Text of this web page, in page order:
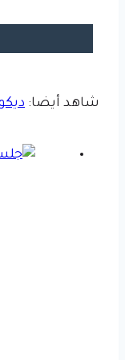
شاهد أيضا: